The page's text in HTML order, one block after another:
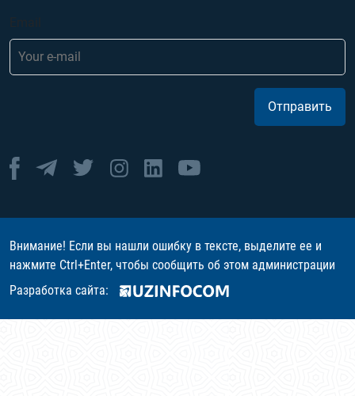
Отправить
Внимание! Если вы нашли ошибку в тексте, выделите ее и
нажмите Ctrl+Enter, чтобы сообщить об этом администрации
Разработка сайта: